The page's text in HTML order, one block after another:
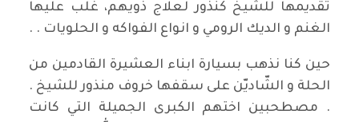
تقديمها للشيخ كنذور لعلاج ذويهم، غلب عليها
الغنم و الديك الرومي و انواع الفواكه و الحلويات . .
حين كنا نذهب بسيارة ابناء العشيرة القادمين من
الحلة و الشّاديّن على سقفها خروف منذور للشيخ .
. مصطحبين اختهم الكبرى الجميلة التي كانت